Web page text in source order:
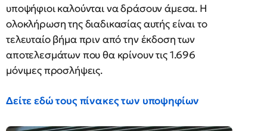
υποψήφιοι καλούνται να δράσουν άμεσα. Η
ολοκλήρωση της διαδικασίας αυτής είναι το
τελευταίο βήμα πριν από την έκδοση των
αποτελεσμάτων που θα κρίνουν τις 1.696
μόνιμες προσλήψεις.
Δείτε εδώ τους πίνακες των υποψηφίων